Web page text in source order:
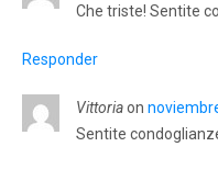
Che triste! Sentite
Responder
Vittoriaon
Sentite